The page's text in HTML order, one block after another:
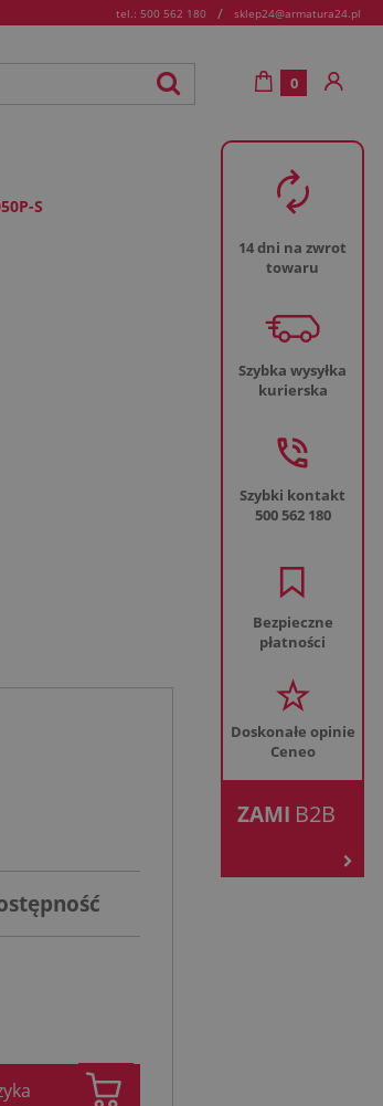
tel.: 500 562 180 / sklep24@armatura24.pl
0
S
14 dni na zwrot
towaru
Szybka wysyłka
kurierska
Szybki kontakt
500 562 180
Bezpieczne
płatności
Doskonałe opinie
Ceneo
ZAMI B2B